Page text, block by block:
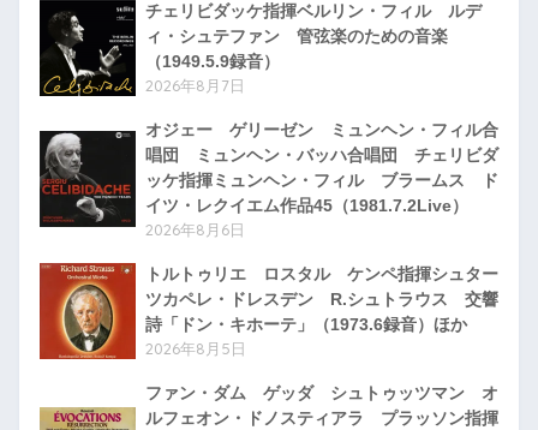
チェリビダッケ指揮ベルリン・フィル ルデ
ィ・シュテファン 管弦楽のための音楽
（1949.5.9録音）
2026年8月7日
オジェー ゲリーゼン ミュンヘン・フィル合
唱団 ミュンヘン・バッハ合唱団 チェリビダ
ッケ指揮ミュンヘン・フィル ブラームス ド
イツ・レクイエム作品45（1981.7.2Live）
2026年8月6日
トルトゥリエ ロスタル ケンペ指揮シュター
ツカペレ・ドレスデン R.シュトラウス 交響
詩「ドン・キホーテ」（1973.6録音）ほか
2026年8月5日
ファン・ダム ゲッダ シュトゥッツマン オ
ルフェオン・ドノスティアラ プラッソン指揮